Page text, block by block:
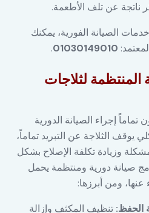
ناتجة عن تلف الأطعمة.
الصيانة الفورية، يمكنك
01030149010
.
المنتظمة لثلاجات
إجراء الصيانة الدورية
يوقف الثلاجة عن التبريد تماماً،
وزيادة تكلفة الإصلاح بشكل
صيانة دورية ومنتظمة يحمل
عنها، ومن أبرزها:
الحفظ: تنظيف المكثف وإزالة